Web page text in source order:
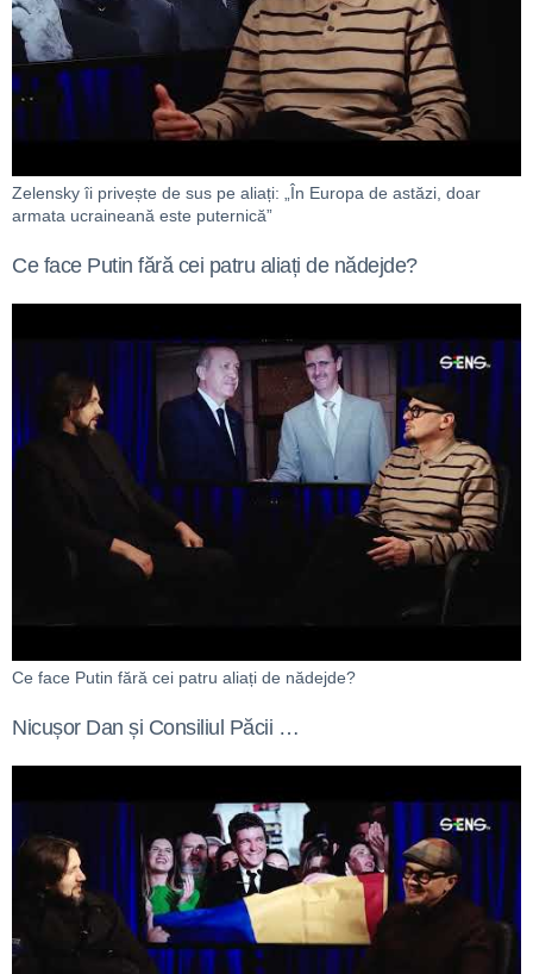
Zelensky îi privește de sus pe aliați: „În Europa de astăzi, doar
armata ucraineană este puternică”
Ce face Putin fără cei patru aliați de nădejde?
Ce face Putin fără cei patru aliați de nădejde?
Nicușor Dan și Consiliul Păcii …